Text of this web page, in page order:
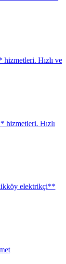
Hızlı ve
hizmetleri. Hızlı
elektrikçi**